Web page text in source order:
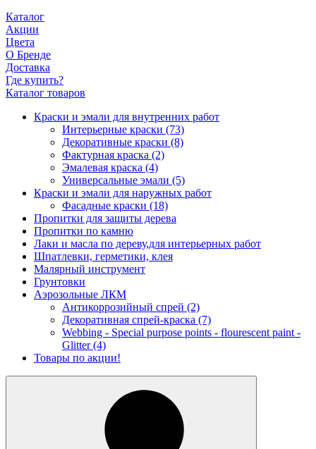
Каталог
Акции
Цвета
О Бренде
Доставка
Где купить?
Каталог товаров
Краски и эмали для внутренних работ
Интерьерные краски (73)
Декоративные краски (8)
Фактурная краска (2)
Эмалевая краска (4)
Универсальные эмали (5)
Краски и эмали для наружных работ
Фасадные краски (18)
Пропитки для защиты дерева
Пропитки по камню
Лаки и масла по дереву,для интерьерных работ
Шпатлевки, герметики, клея
Малярный инструмент
Грунтовки
Аэрозольные ЛКМ
Антикоррозийный спрей (2)
Декоративная спрей-краска (7)
Webbing - Special purpose points - flourescent paint -
Glitter (4)
Товары по акции!